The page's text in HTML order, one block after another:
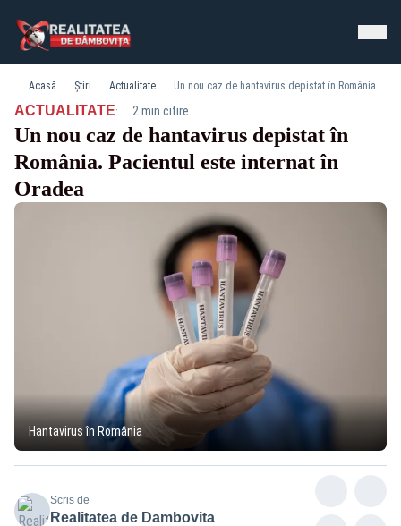
Acasă Știri Actualitate Un nou caz de hantavirus depistat în România. Pacientul este internat în Oradea
ACTUALITATE· 2 min citire
Un nou caz de hantavirus depistat în
România. Pacientul este internat în
Oradea
Hantavirus în România
Scris de
Realitatea de Dambovita